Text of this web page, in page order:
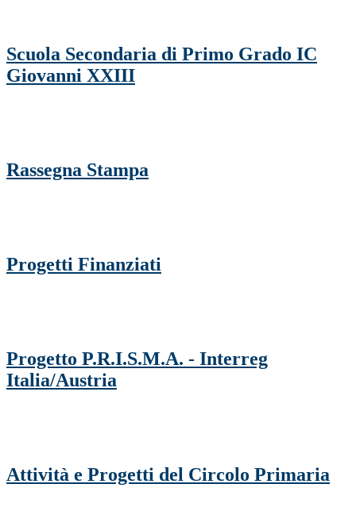
Scuola Secondaria di Primo Grado IC
Giovanni XXIII
Rassegna Stampa
Progetti Finanziati
Progetto P.R.I.S.M.A. - Interreg
Italia/Austria
Attività e Progetti del Circolo Primaria